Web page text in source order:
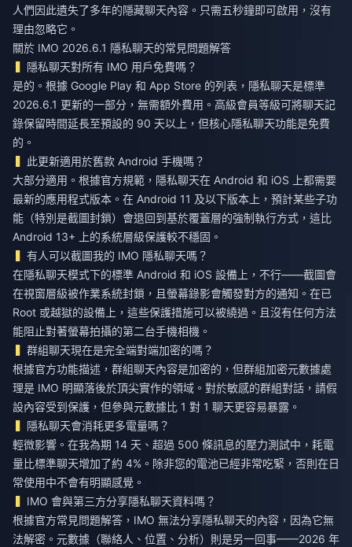
人們因此遺失了多年的隱藏聊天內容。只需五秒鐘即可啟用，沒有
理由忽略它。
關於 IMO 2026.6.1 隱私聊天的常見問題解答
隱私聊天對所有 IMO 用戶免費嗎？
是的。根據 Google Play 和 App Store 的列表，隱私聊天是標準
2026.6.1 更新的一部分，無需額外費用。高級會員等級可將聊天記
錄保留時間延長至預設的 90 天以上，但核心隱私聊天功能是免費
的。
此更新適用於舊款 Android 手機嗎？
大部分適用。根據官方規範，隱私聊天在 Android 和 iOS 上都需要
最新的應用程式版本。在 Android 11 及以下版本上，預計某些子功
能（特別是截圖封鎖）會退回到基於覆蓋層的強制執行方式，這比
Android 13+ 上的系統層級保護較不穩固。
有人可以截圖我的 IMO 隱私聊天嗎？
在隱私聊天模式下的標準 Android 和 iOS 設備上，不行——截圖會
在視窗層級被作業系統封鎖，且螢幕錄影會觸發對方的通知。在已
Root 或越獄的設備上，這些保護措施可以被繞過。且沒有任何方法
能阻止對著螢幕拍攝的第二台手機相機。
群組聊天現在是完全端對端加密的嗎？
根據官方功能描述，群組聊天內容是加密的，但群組加密元數據處
理是 IMO 明顯落後於頂尖實作的領域。對於敏感的群組對話，請假
設內容受到保護，但參與元數據比 1 對 1 聊天更容易暴露。
隱私聊天會消耗更多電量嗎？
輕微影響。在我為期 14 天、超過 500 條訊息的壓力測試中，耗電
量比標準聊天增加了約 4%。除非您的電池已經非常吃緊，否則在日
常使用中不會有明顯感覺。
IMO 會與第三方分享隱私聊天資料嗎？
根據官方常見問題解答，IMO 無法分享隱私聊天的內容，因為它無
法解密。元數據（聯絡人、位置、分析）則是另一回事——2026 年